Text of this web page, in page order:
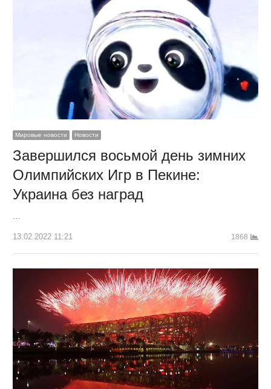
Мировые новости Новости
Завершился восьмой день зимних
Олимпийских Игр в Пекине:
Украина без наград
13.02.2022 11:21 1868